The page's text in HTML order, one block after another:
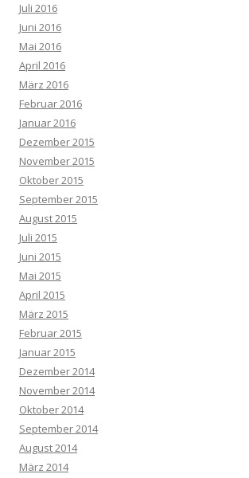
Juli 2016
Juni 2016
Mai 2016
April 2016
März 2016
Februar 2016
Januar 2016
Dezember 2015
November 2015
Oktober 2015
September 2015
August 2015
Juli 2015
Juni 2015
Mai 2015
April 2015
März 2015
Februar 2015
Januar 2015
Dezember 2014
November 2014
Oktober 2014
September 2014
August 2014
März 2014